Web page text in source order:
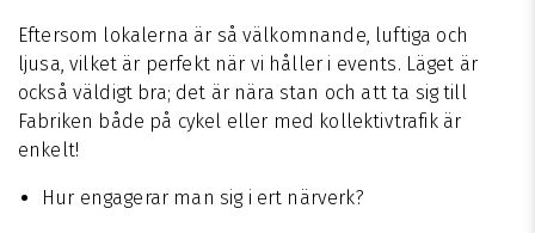
Eftersom lokalerna är så välkomnande, luftiga och
ljusa, vilket är perfekt när vi håller i events. Läget är
också väldigt bra; det är nära stan och att ta sig till
Fabriken både på cykel eller med kollektivtrafik är
enkelt!
Hur engagerar man sig i ert närverk?